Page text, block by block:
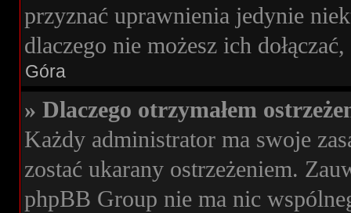
przyznać uprawnienia jedynie
dlaczego nie możesz ich
Góra
» Dlaczego otrzymałem
Każdy administrator ma swoje
zostać ukarany ostrzeżeniem.
phpBB Group nie ma nic